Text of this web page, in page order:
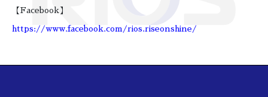
【Facebook】
https://www.facebook.com/rios.riseonshine/